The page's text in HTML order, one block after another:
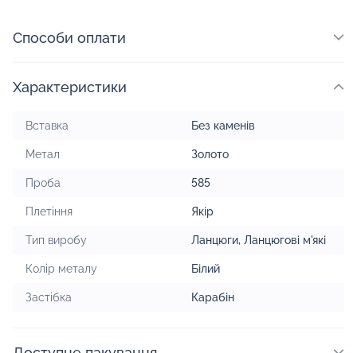
Способи оплати
Характеристики
Вставка Без каменів
Метал Золото
Проба 585
Плетіння Якір
Тип виробу Ланцюги, Ланцюгові м'які
Колір металу Білий
Застібка Карабін